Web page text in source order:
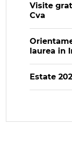
Visite
Cva
laurea in
Estate